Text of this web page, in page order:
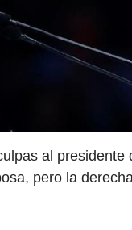
al presidente
pero la